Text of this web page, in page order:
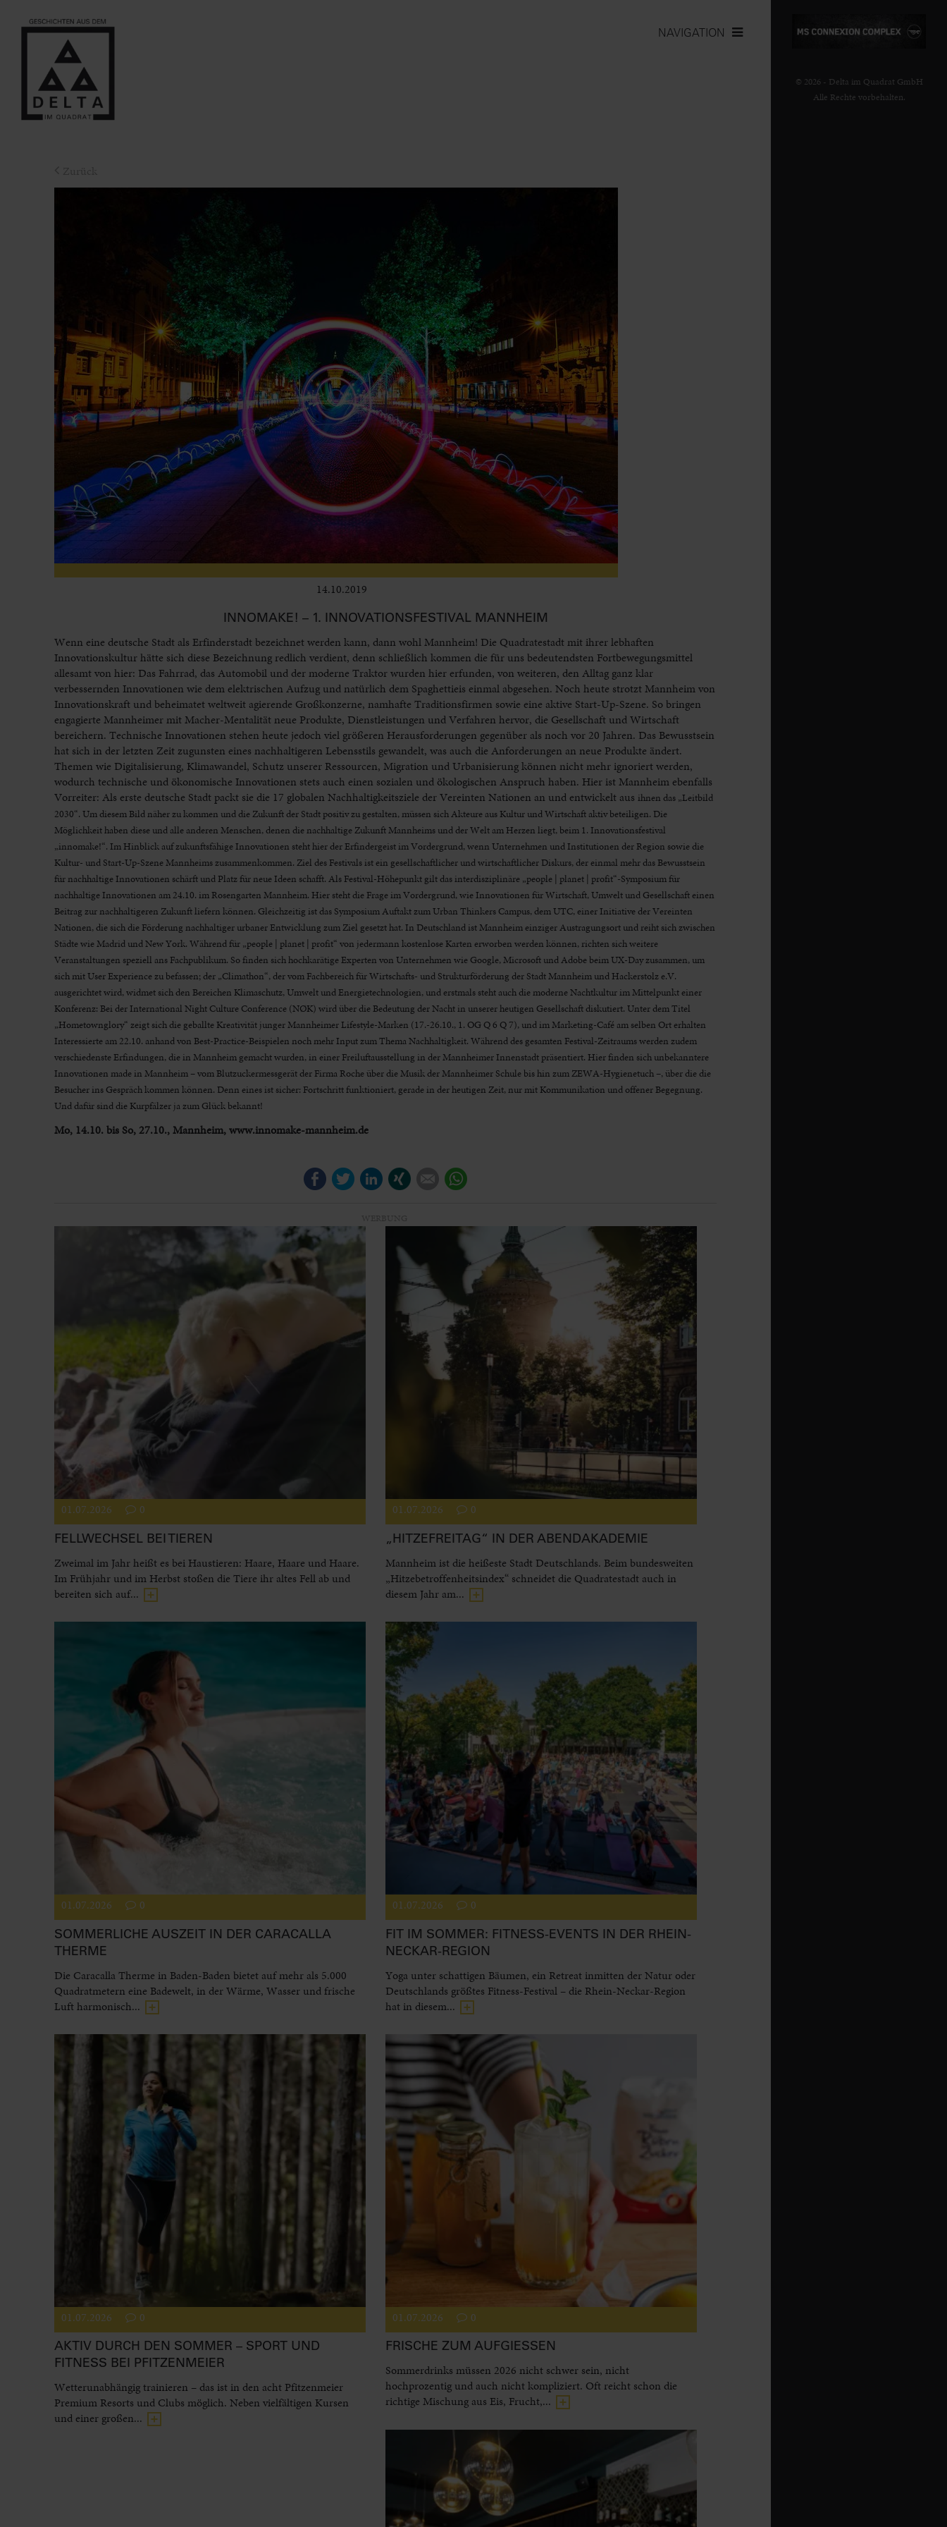
NAVIGATION
14.10.2019
INNOMAKE! – 1. INNOVATIONSFESTIVAL MANNHEIM
Wenn eine deutsche Stadt als Erfinderstadt bezeichnet werden kann, dann wohl Mannheim! Die Quadratestadt mit ihrer lebhaften
Innovationskultur hätte sich diese Bezeichnung redlich verdient, denn schließlich kommen die für uns bedeutendsten Fortbewegungsmittel
allesamt von hier: Das Fahrrad, das Automobil und der moderne Traktor wurden hier erfunden, von weiteren, den Alltag ganz klar
verbessernden Innovationen wie dem elektrischen Aufzug und natürlich dem Spaghettieis einmal abgesehen. Noch heute strotzt Mannheim von
Innovationskraft und beheimatet weltweit agierende Großkonzerne, namhafte Traditionsfirmen sowie eine aktive Start-Up-Szene. So bringen
engagierte Mannheimer mit Macher-Mentalität neue Produkte, Dienstleistungen und Verfahren hervor, die Gesellschaft und Wirtschaft
bereichern. Technische Innovationen stehen heute jedoch viel größeren Herausforderungen gegenüber als noch vor 20 Jahren. Das Bewusstsein
hat sich in der letzten Zeit zugunsten eines nachhaltigeren Lebensstils gewandelt, was auch die Anforderungen an neue Produkte ändert.
Themen wie Digitalisierung, Klimawandel, Schutz unserer Ressourcen, Migration und Urbanisierung können nicht mehr ignoriert werden,
wodurch technische und ökonomische Innovationen stets auch einen sozialen und ökologischen Anspruch haben. Hier ist Mannheim ebenfalls
Vorreiter: Als erste deutsche Stadt packt sie die 17 globalen Nachhaltigkeitsziele der Vereinten Nationen an und entwickelt aus ihnen das „Leitbild
2030“. Um diesem Bild näher zu kommen und die Zukunft der Stadt positiv zu gestalten, müssen sich Akteure aus Kultur und Wirtschaft aktiv beteiligen. Die
Möglichkeit haben diese und alle anderen Menschen, denen die nachhaltige Zukunft Mannheims und der Welt am Herzen liegt, beim 1. Innovationsfestival
„innomake!“. Im Hinblick auf zukunftsfähige Innovationen steht hier der Erfindergeist im Vordergrund, wenn Unternehmen und Institutionen der Region sowie die
Kultur- und Start-Up-Szene Mannheims zusammenkommen. Ziel des Festivals ist ein gesellschaftlicher und wirtschaftlicher Diskurs, der einmal mehr das Bewusstsein
für nachhaltige Innovationen schärft und Platz für neue Ideen schafft. Als Festival-Höhepunkt gilt das interdisziplinäre „people | planet | profit“-Symposium für
nachhaltige Innovationen am 24.10. im Rosengarten Mannheim. Hier steht die Frage im Vordergrund, wie Innovationen für Wirtschaft, Umwelt und Gesellschaft einen
Beitrag zur nachhaltigeren Zukunft liefern können. Gleichzeitig ist das Symposium Auftakt zum Urban Thinkers Campus, dem UTC, einer Initiative der Vereinten
Nationen, die sich die Förderung nachhaltiger urbaner Entwicklung zum Ziel gesetzt hat. In Deutschland ist Mannheim einziger Austragungsort und reiht sich zwischen
Städte wie Madrid und New York. Während für „people | planet | profit“ von jedermann kostenlose Karten erworben werden können, richten sich weitere
Veranstaltungen speziell ans Fachpublikum. So finden sich hochkarätige Expertenvon Unternehmen wie Google, Microsoft und Adobe beim UX-Day zusammen, um
sich mit User Experience zu befassen; der „Climathon“, der vom Fachbereich für Wirtschafts- und Strukturförderung der Stadt Mannheim und Hackerstolz e.V.
ausgerichtet wird, widmet sich den Bereichen Klimaschutz, Umwelt und Energietechnologien, und erstmals steht auch die moderne Nachtkultur im Mittelpunkt einer
Konferenz: Bei der International Night Culture Conference (NØK) wird über die Bedeutung der Nacht in unserer heutigen Gesellschaft diskutiert. Unter dem Titel
„Hometownglory“ zeigt sich die geballte Kreativität junger Mannheimer Lifestyle-Marken (17.-26.10., 1. OG Q 6 Q 7), und im Marketing-Café am selben Ort erhalten
Interessierte am 22.10. anhand von Best-Practice-Beispielen noch mehr Input zum Thema Nachhaltigkeit. Während des gesamten Festival-Zeitraums werden zudem
verschiedenste Erfindungen, die in Mannheim gemacht wurden, in einer Freiluftausstellung in der Mannheimer Innenstadt präsentiert. Hier finden sich unbekanntere
Innovationen made in Mannheim – vom Blutzuckermessgerät der Firma Roche über die Musik der Mannheimer Schule bis hin zum ZEWA-Hygienetuch –, über die die
Besucher ins Gespräch kommen können. Denn eines ist sicher: Fortschritt funktioniert, gerade in der heutigen Zeit, nur mit Kommunikation und offener Begegnung.
Und dafür sind die Kurpfälzer ja zum Glück bekannt!
Mo, 14.10. bis So, 27.10., Mannheim, www.innomake-mannheim.de
FacebookTwitterLinkedIn E-mail
01.07.2026 0
FELLWECHSEL BEI TIEREN
Zweimal im Jahr heißt es bei Haustieren: Haare, Haare und Haare.
Im Frühjahr und im Herbst stoßen die Tiere ihr altes Fell ab und
bereiten sich auf...
01.07.2026 0
„HITZEFREITAG“ IN DER ABENDAKADEMIE
Mannheim ist die heißeste Stadt Deutschlands. Beim bundesweiten
„Hitzebetroffenheitsindex“ schneidet die Quadratestadt auch in
diesem Jahr am...
01.07.2026 0
SOMMERLICHE AUSZEIT IN DER CARACALLA
THERME
Die Caracalla Therme in Baden-Baden bietet auf mehr als 5.000
Quadratmetern eine Badewelt, in der Wärme, Wasser und frische
Luft harmonisch...
01.07.2026 0
FIT IM SOMMER: FITNESS-EVENTS IN DER RHEIN-
NECKAR-REGION
Yoga unter schattigen Bäumen, ein Retreat inmitten der Natur oder
Deutschlands größtes Fitness-Festival – die Rhein-Neckar-Region
hat in diesem...
01.07.2026 0
AKTIV DURCH DEN SOMMER – SPORT UND
FITNESS BEI PFITZENMEIER
Wetterunabhängig trainieren – das ist in den acht Pfitzenmeier
Premium Resorts und Clubs möglich. Neben vielfältigen Kursen
und einer großen...
01.07.2026 0
FRISCHE ZUM AUFGIESSEN
Sommerdrinks müssen 2026 nicht schwer sein, nicht
hochprozentig und auch nicht kompliziert. Oft reicht schon die
richtige Mischung aus Eis, Frucht,...
© 2026 - Delta im Quadrat GmbH
Alle Rechte vorbehalten.